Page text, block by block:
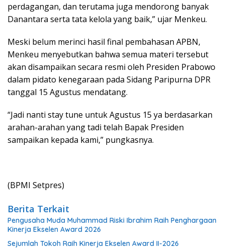
perdagangan, dan terutama juga mendorong banyak
Danantara serta tata kelola yang baik,” ujar Menkeu.
Meski belum merinci hasil final pembahasan APBN,
Menkeu menyebutkan bahwa semua materi tersebut
akan disampaikan secara resmi oleh Presiden Prabowo
dalam pidato kenegaraan pada Sidang Paripurna DPR
tanggal 15 Agustus mendatang.
“Jadi nanti stay tune untuk Agustus 15 ya berdasarkan
arahan-arahan yang tadi telah Bapak Presiden
sampaikan kepada kami,” pungkasnya.
(BPMI Setpres)
Berita Terkait
Pengusaha Muda Muhammad Riski Ibrahim Raih Penghargaan
Kinerja Ekselen Award 2026
Sejumlah Tokoh Raih Kinerja Ekselen Award II-2026